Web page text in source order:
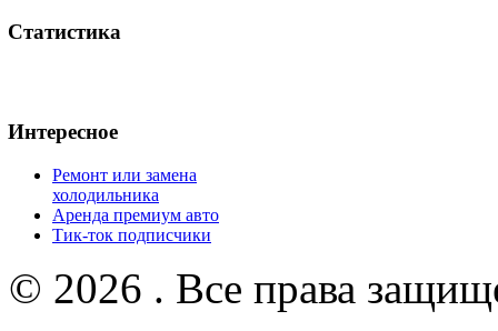
Статистика
Интересное
Ремонт или замена
холодильника
Аренда премиум авто
Тик-ток подписчики
© 2026 . Все права